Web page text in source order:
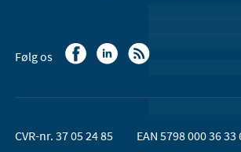
Følg os
CVR-nr. 37 05 24 85 EAN 5798 000 36 33